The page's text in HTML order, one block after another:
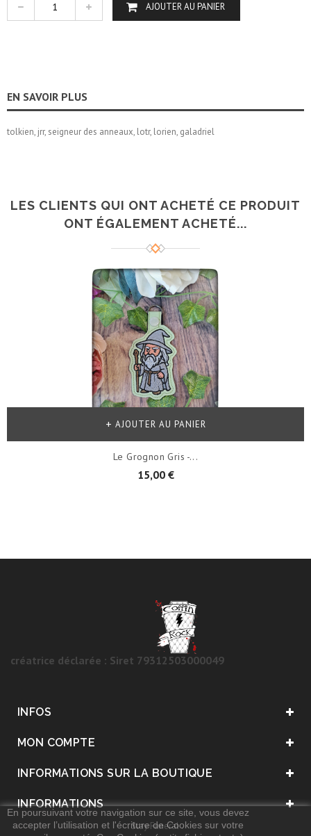
AJOUTER AU PANIER
EN SAVOIR PLUS
tolkien, jrr, seigneur des anneaux, lotr, lorien, galadriel
LES CLIENTS QUI ONT ACHETÉ CE PRODUIT
ONT ÉGALEMENT ACHETÉ...
Le Grognon Gris -...
15,00 €
AJOUTER AU PANIER
créatrice déclarée : Siret 79312503000049
INFOS
MON COMPTE
INFORMATIONS SUR LA BOUTIQUE
INFORMATIONS
. Stay Funeral .
En poursuivant votre navigation sur ce site, vous devez
accepter l’utilisation et l'écriture de Cookies sur votre